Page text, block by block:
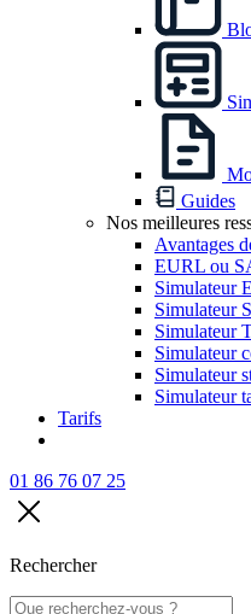
Guides
Nos meilleures
Avantages
EURL ou
Simulateur
Simulateur
Simulateur
Simulateur
Simulateur
Simulateur
Tarifs
01 86 76 07 25
Rechercher